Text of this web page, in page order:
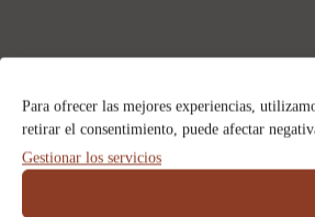
Para ofrecer las mejores experiencias,
retirar el consentimiento, puede afectar
Gestionar los servicios